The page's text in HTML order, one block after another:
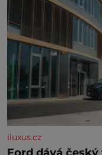
iluxus.cz
Ford dává